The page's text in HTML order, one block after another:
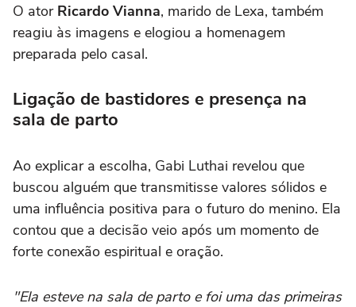
O atorRicardo Vianna, marido de Lexa, também
reagiu às imagens e elogiou a homenagem
preparada pelo casal.
Ligação de bastidores e presença na
sala de parto
Ao explicar a escolha, Gabi Luthai revelou que
buscou alguém que transmitisse valores sólidos e
uma influência positiva para o futuro do menino. Ela
contou que a decisão veio após um momento de
forte conexão espiritual e oração.
"Ela esteve na sala de parto e foi uma das primeiras